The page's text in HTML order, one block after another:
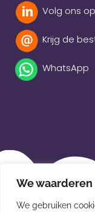
We
We gebruiken
Volg ons
Krijg de
WhatsApp
Beleidsverklaring
Privacybeleid